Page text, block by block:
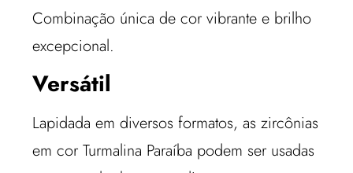
Combinação única de cor vibrante e brilho
excepcional.
Versátil
Lapidada em diversos formatos, as zircônias
em cor Turmalina Paraíba podem ser usadas